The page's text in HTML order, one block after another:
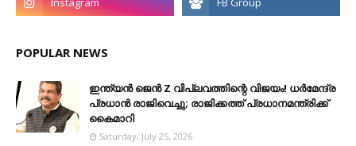
POPULAR NEWS
ഇന്ത്യൻ ജെൻ Z വിപ്ലവത്തിന്റെ വിജയം! ധർമേന്ദ്ര
പ്രധാൻ രാജിവെച്ചു; രാജിക്കത്ത് പ്രധാനമന്ത്രിക്ക്
കൈമാറി
Saturday, July 25, 2026